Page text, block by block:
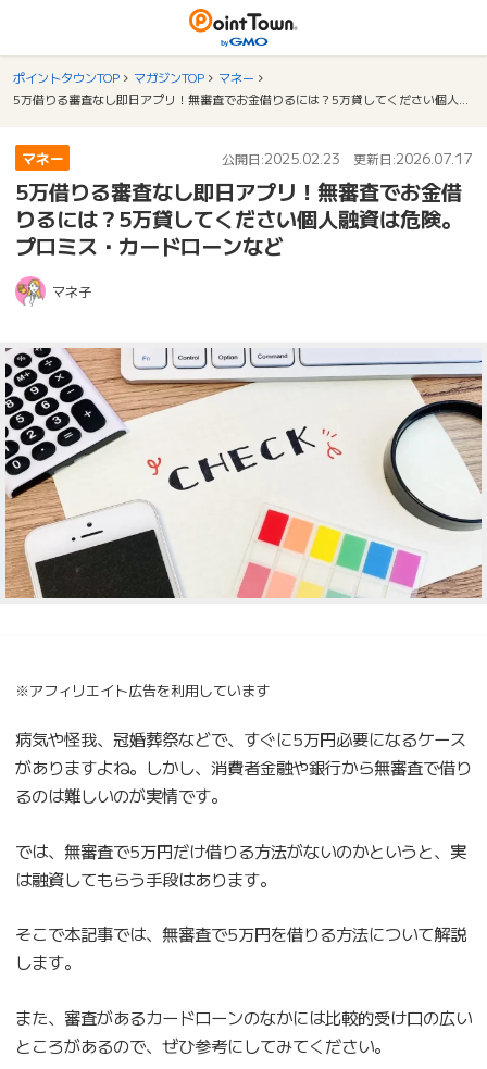
ポイントタウンTOP マガジンTOP
マネー
マネー 公開日:2025.02.23 更新日:2026.07.17
5万借りる審査なし即日アプリ！無審査でお金借
りるには？5万貸してください個人融資は危険。
プロミス・カードローンなど
マネ子
※アフィリエイト広告を利用しています
病気や怪我、冠婚葬祭などで、すぐに5万円必要になるケース
がありますよね。しかし、消費者金融や銀行から無審査で借り
るのは難しいのが実情です。
では、無審査で5万円だけ借りる方法がないのかというと、実
は融資してもらう手段はあります。
そこで本記事では、無審査で5万円を借りる方法について解説
します。
また、審査があるカードローンのなかには比較的受け口の広い
ところがあるので、ぜひ参考にしてみてください。